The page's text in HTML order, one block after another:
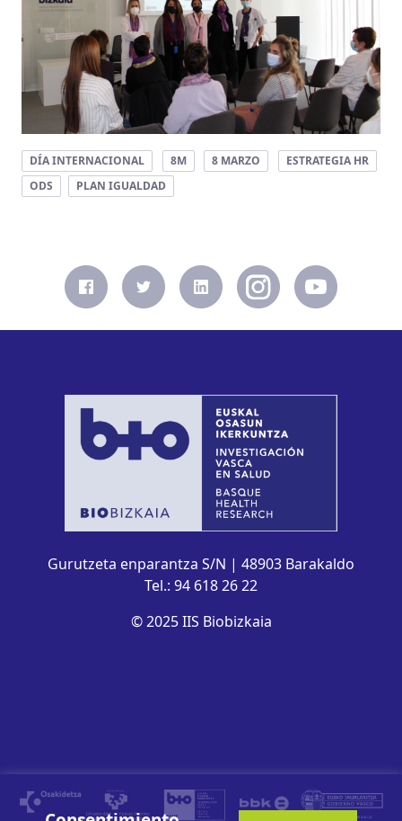
DÍA INTERNACIONAL 8M 8 MARZO
ESTRATEGIA HR
ODS
PLAN IGUALDAD
Gurutzeta enparantza S/N | 48903 Barakaldo
Tel.: 94 618 26 22
© 2025 IIS Biobizkaia